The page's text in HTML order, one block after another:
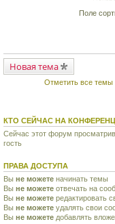
н
н
о
м
б
щ
е
ю
о
ч
и
т
а
м
у
с
щ
е
и
ю
в
о
м
у
р
о
ч
н
н
о
м
у
с
о
Поле
Новая тема
Отметить все темы
КТО СЕЙЧАС НА
Сейчас этот форум
гость
ПРАВА ДОСТУПА
Вы не можете начинать темы
Вы не можете отвечать на
Вы не можете редактировать
Вы не можете удалять свои
Вы не можете добавлять